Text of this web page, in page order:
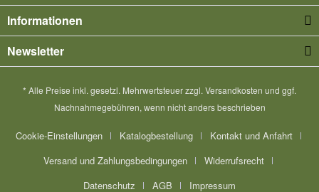
Informationen
Newsletter
* Alle Preise inkl. gesetzl. Mehrwertsteuer zzgl. Versandkosten und ggf.
Nachnahmegebühren, wenn nicht anders beschrieben
Cookie-Einstellungen Katalogbestellung
Kontakt und Anfahrt
Versand und Zahlungsbedingungen
Widerrufsrecht
Datenschutz
AGB Impressum